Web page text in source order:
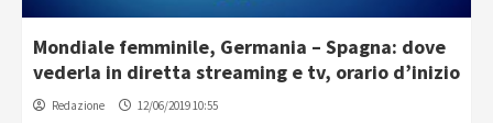
Mondiale femminile, Germania – Spagna: dove
vederla in diretta streaming e tv, orario d’inizio
Redazione 12/06/2019 10:55